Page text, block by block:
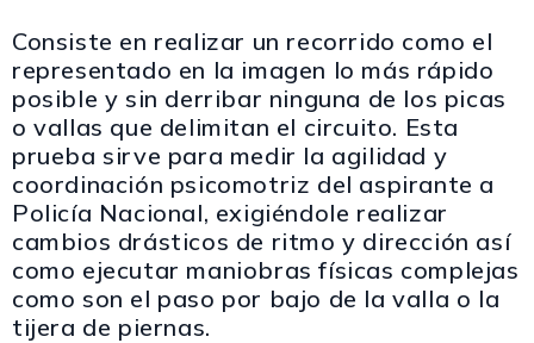
Consiste en realizar un recorrido como el
representado en la imagen lo más rápido
posible y sin derribar ninguna de los picas
o vallas que delimitan el circuito. Esta
prueba sirve para medir la agilidad y
coordinación psicomotriz del aspirante a
Policía Nacional, exigiéndole realizar
cambios drásticos de ritmo y dirección así
como ejecutar maniobras físicas complejas
como son el paso por bajo de la valla o la
tijera de piernas.